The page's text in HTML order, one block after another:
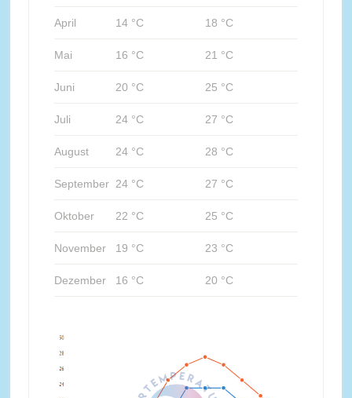
April 14 °C 18 °C
Mai 16 °C 21 °C
Juni 20 °C 25 °C
Juli 24 °C 27 °C
August 24 °C 28 °C
September 24 °C 27 °C
Oktober 22 °C 25 °C
November 19 °C 23 °C
Dezember 16 °C 20 °C